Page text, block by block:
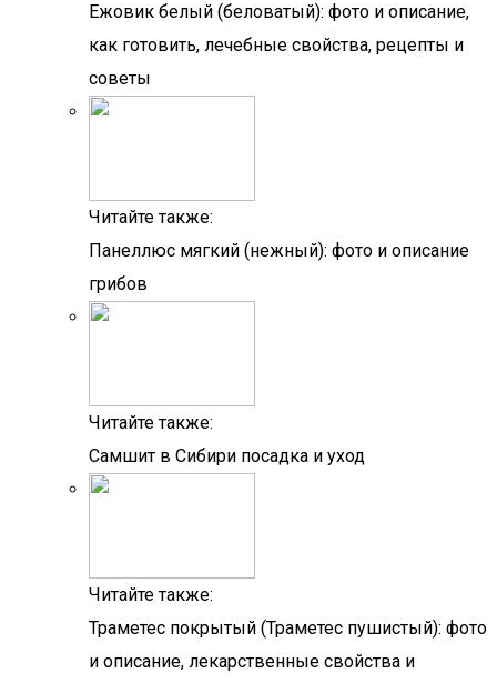
Ежовик белый (беловатый): фото и описание,
как готовить, лечебные свойства, рецепты и
советы
Читайте также:
Панеллюс мягкий (нежный): фото и описание
грибов
Читайте также:
Самшит в Сибири посадка и уход
Читайте также:
Траметес покрытый (Траметес пушистый): фото
и описание, лекарственные свойства и